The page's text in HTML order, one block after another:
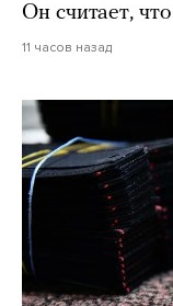
Он считает,
11 часов назад